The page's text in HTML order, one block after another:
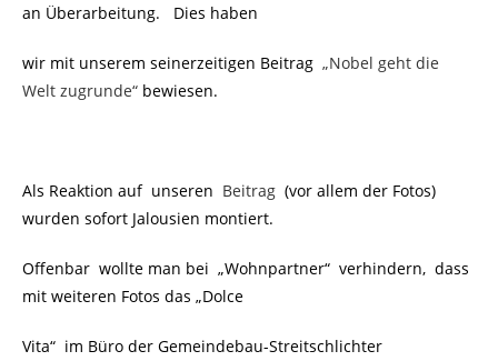
an Überarbeitung. Dies haben
wir mit unserem seinerzeitigen Beitrag „Nobel geht die
Welt zugrunde“ bewiesen.
Als Reaktion auf unseren Beitrag (vor allem der Fotos)
wurden sofort Jalousien montiert.
Offenbar wollte man bei „Wohnpartner“ verhindern, dass
mit weiteren Fotos das „Dolce
Vita“ im Büro der Gemeindebau-Streitschlichter